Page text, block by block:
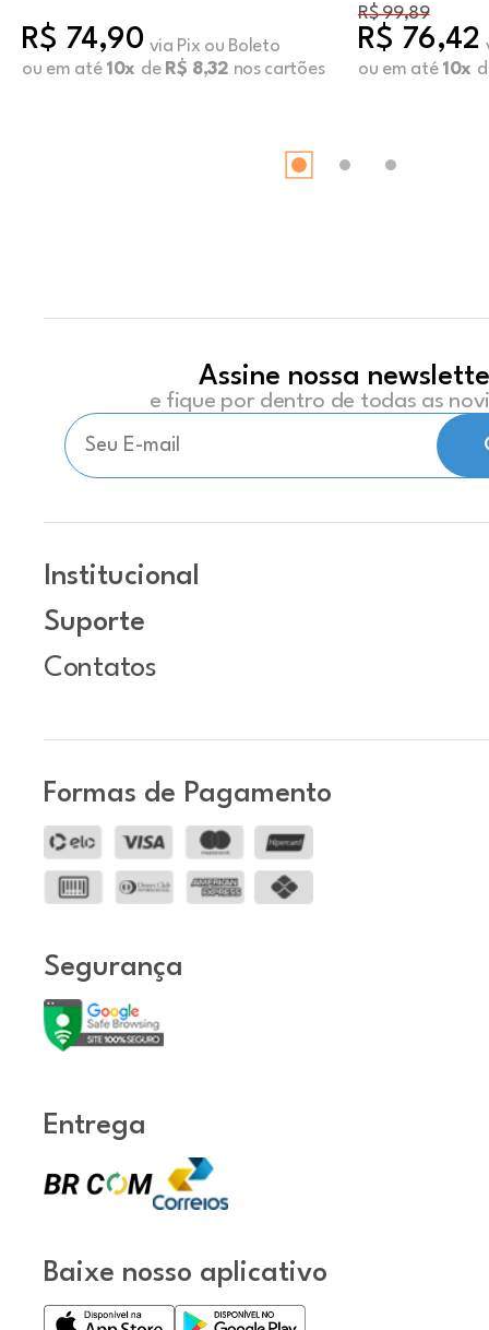
R$ 74,90 via Pix ou Boleto
ou em até 10x de R$ 8,32 nos cartões
R$ 99,89
R$ 76,42
ou em até 10x
Assine nossa
e fique por dentro de todas as
Institucional
Suporte
Contatos
Formas de Pagamento
Segurança
Entrega
Baixe nosso aplicativo